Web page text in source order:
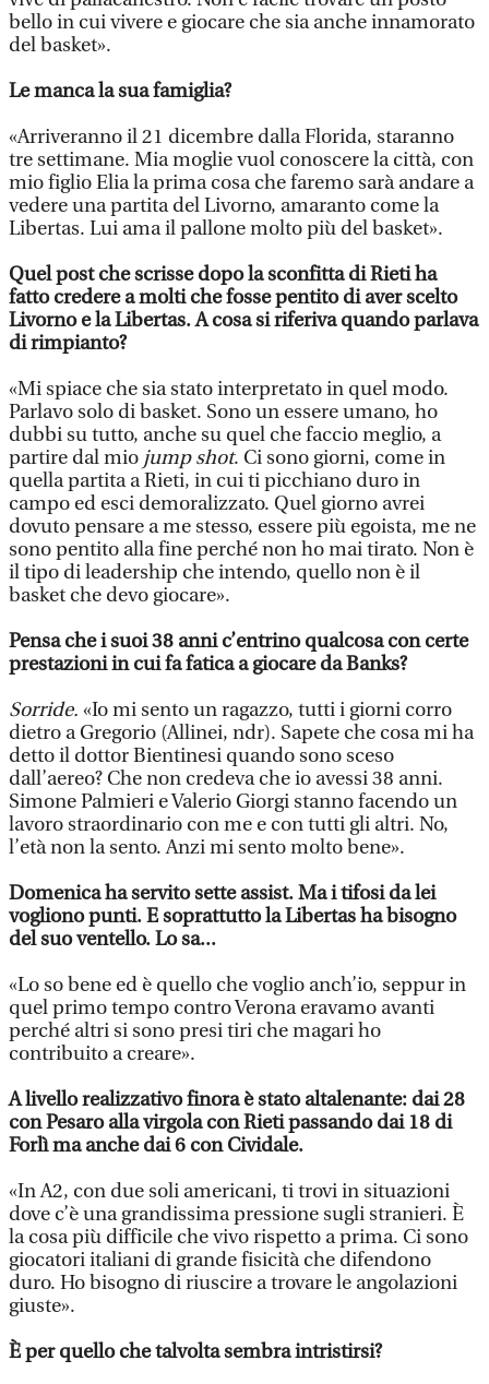
bello in cui vivere e giocare che sia anche innamorato
del basket».
Le manca la sua famiglia?
«Arriveranno il 21 dicembre dalla Florida, staranno
tre settimane. Mia moglie vuol conoscere la città, con
mio figlio Elia la prima cosa che faremo sarà andare a
vedere una partita del Livorno, amaranto come la
Libertas. Lui ama il pallone molto più del basket».
Quel post che scrisse dopo la sconfitta di Rieti ha
fatto credere a molti che fosse pentito di aver scelto
Livorno e la Libertas.A cosa si riferiva quando parlava
di rimpianto?
«Mi spiace che sia stato interpretato in quel modo.
Parlavo solo di basket. Sono un essere umano, ho
dubbi su tutto, anche su quel che faccio meglio, a
partire dal mio jump shot. Ci sono giorni, come in
quella partita a Rieti, in cui ti picchiano duro in
campo ed esci demoralizzato. Quel giorno avrei
dovuto pensare a me stesso, essere più egoista, me ne
sono pentito alla fine perché non ho mai tirato. Non è
il tipo di leadership che intendo, quello non è il
basket che devo giocare».
Pensa che i suoi 38 anni c’entrino qualcosa con certe
prestazioni in cui fa fatica a giocare da Banks?
Sorride. «Io mi sento un ragazzo, tutti i giorni corro
dietro a Gregorio (Allinei, ndr). Sapete che cosa mi ha
detto il dottor Bientinesi quando sono sceso
dall’aereo? Che non credeva che io avessi 38 anni.
Simone Palmieri e Valerio Giorgi stanno facendo un
lavoro straordinario con me e con tutti gli altri. No,
l’età non la sento. Anzi mi sento molto bene».
Domenica ha servito sette assist. Ma i tifosi da lei
vogliono punti. E soprattutto la Libertas ha bisogno
del suo ventello. Lo sa...
«Lo so bene ed è quello che voglio anch’io, seppur in
quel primo tempo contro Verona eravamo avanti
perché altri si sono presi tiri che magari ho
contribuito a creare».
A livello realizzativo finora è stato altalenante: dai 28
con Pesaro alla virgola con Rieti passando dai 18 di
Forlì ma anche dai 6 con Cividale.
«In A2, con due soli americani, ti trovi in situazioni
dove c’è una grandissima pressione sugli stranieri. È
la cosa più difficile che vivo rispetto a prima. Ci sono
giocatori italiani di grande fisicità che difendono
duro. Ho bisogno di riuscire a trovare le angolazioni
giuste».
È per quello che talvolta sembra intristirsi?